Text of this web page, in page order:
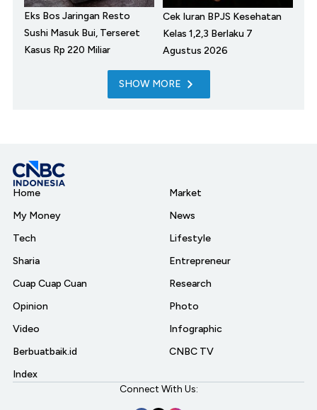
Eks Bos Jaringan Resto
Sushi Masuk Bui, Terseret
Kasus Rp 220 Miliar
Cek Iuran BPJS Kesehatan
Kelas 1,2,3 Berlaku 7
Agustus 2026
SHOW MORE
Home
My Money
Tech
Sharia
Cuap Cuap Cuan
Opinion
Video
Berbuatbaik.id
Index
Market
News
Lifestyle
Entrepreneur
Research
Photo
Infographic
CNBC TV
Connect With Us: